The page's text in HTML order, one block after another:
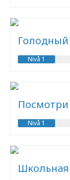
Nivå 1
Nivå 1